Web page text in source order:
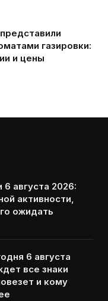
газировки:
и цены
августа 2026:
активности,
ожидать
6 августа
все знаки
и кому